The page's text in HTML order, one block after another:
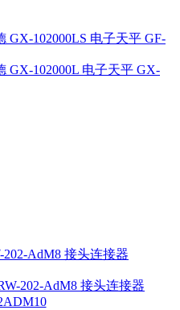
GX-102000LS 电子天平 GF-
GX-102000L 电子天平 GX-
202-AdM8 接头连接器